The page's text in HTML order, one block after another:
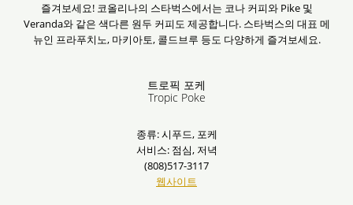
즐겨보세요! 코올리나의 스타벅스에서는 코나 커피와 Pike 및
Veranda와 같은 색다른 원두 커피도 제공합니다. 스타벅스의 대표 메
뉴인 프라푸치노, 마키아토, 콜드브루 등도 다양하게 즐겨보세요.
트로픽 포케
Tropic Poke
종류: 시푸드, 포케
서비스: 점심, 저녁
(808)517-3117
웹사이트